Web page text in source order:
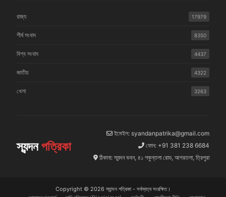
রাজ্য 17979
শীর্ষ সংবাদ 8350
বিশ্ব সংবাদ 4437
জাতীয় 4322
খেলা 3263
স্যন্দনপত্রিকা
ইমেইল: syandanpatrika@gmail.com
ফোন: +91 381 238 6684
ঠিকানা: স্যন্দন ভবন, ৪১ শকুন্তলা রোড, আগরতলা, ত্রিপুরা
Copyright © 2026 স্যান্দন পত্রিকা - সর্বস্বত্ব সংরক্ষিত।